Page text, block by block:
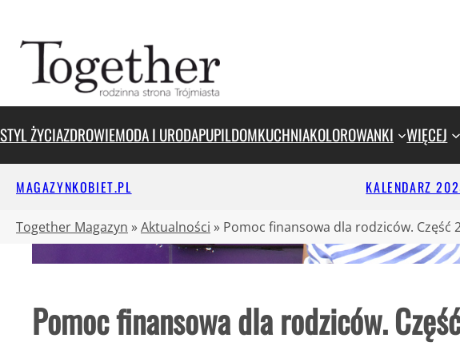
treści
STYL ŻYCIAZDROWIEMODA I URODAPUPILDOMKUCHNIAKOLOROWANKI WIĘCEJ
MAGAZYNKOBIET.PL KALENDARZ
Together Magazyn »Aktualności » Pomoc finansowa dla rodziców. Część
Pomoc finansowa dla rodziców.